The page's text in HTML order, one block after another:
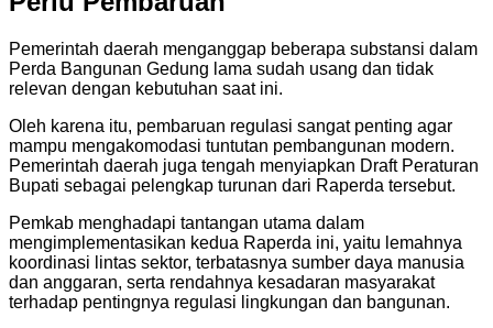
Pemerintah daerah menganggap beberapa substansi dalam
Perda Bangunan Gedung lama sudah usang dan tidak
relevan dengan kebutuhan saat ini.
Oleh karena itu, pembaruan regulasi sangat penting agar
mampu mengakomodasi tuntutan pembangunan modern.
Pemerintah daerah juga tengah menyiapkan Draft Peraturan
Bupati sebagai pelengkap turunan dari Raperda tersebut.
Pemkab menghadapi tantangan utama dalam
mengimplementasikan kedua Raperda ini, yaitu lemahnya
koordinasi lintas sektor, terbatasnya sumber daya manusia
dan anggaran, serta rendahnya kesadaran masyarakat
terhadap pentingnya regulasi lingkungan dan bangunan.